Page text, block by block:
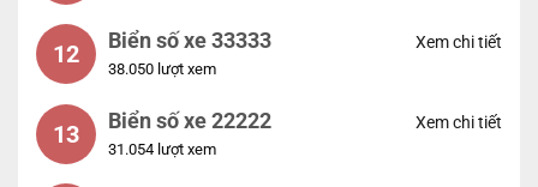
12 Biển số xe 33333
38.050 lượt xem
Xem chi tiết
13 Biển số xe 22222
31.054 lượt xem
Xem chi tiết